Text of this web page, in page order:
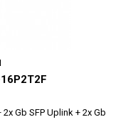
Gb SFP Uplink + 2x Gb